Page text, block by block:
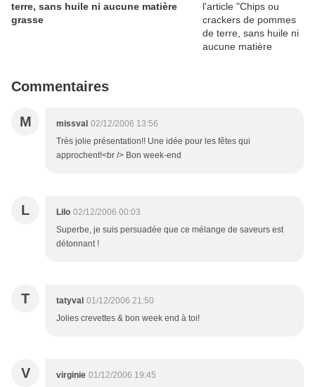
terre, sans huile ni aucune matière
grasse
Commentaires
M missval 02/12/2006 13:56
Très jolie présentation!! Une idée pour les fêtes qui
approchent!<br /> Bon week-end
L Lilo 02/12/2006 00:03
Superbe, je suis persuadée que ce mélange de saveurs est
détonnant !
T tatyval 01/12/2006 21:50
Jolies crevettes & bon week end à toi!
V virginie 01/12/2006 19:45